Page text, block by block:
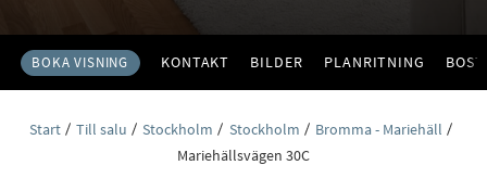
BOKA VISNING KONTAKT BILDER PLANRITNING
Start Till salu Stockholm Stockholm
Bromma - Mariehäll
Mariehällsvägen 30C